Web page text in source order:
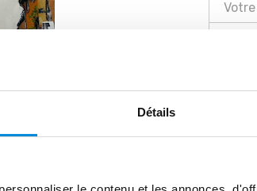
Détails
acrylique - accès au niveau